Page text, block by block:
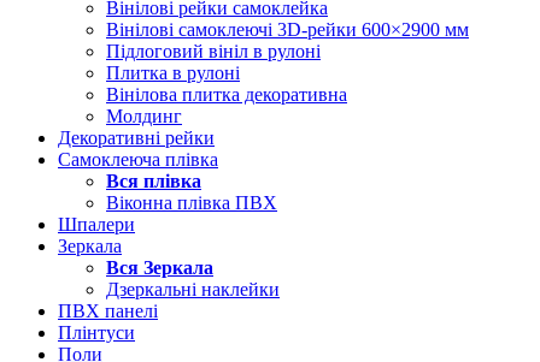
Вінілові рейки самоклейка
Вінілові самоклеючі 3D-рейки 600×2900 мм
Підлоговий вініл в рулоні
Плитка в рулоні
Вінілова плитка декоративна
Молдинг
Декоративні рейки
Самоклеюча плівка
Вся плівка
Віконна плівка ПВХ
Шпалери
Зеркала
Вся Зеркала
Дзеркальні наклейки
ПВХ панелі
Плінтуси
Поли